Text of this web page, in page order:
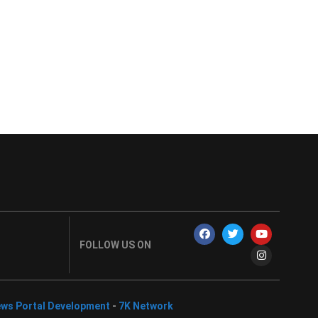
FOLLOW US ON
Portal Development - 7K Network